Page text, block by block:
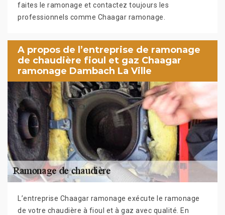
faites le ramonage et contactez toujours les
professionnels comme Chaagar ramonage.
A propos de l’entreprise de ramonage
de chaudière fioul et gaz Chaagar
ramonage Dambach La Ville
L’entreprise Chaagar ramonage exécute le ramonage
de votre chaudière à fioul et à gaz avec qualité. En